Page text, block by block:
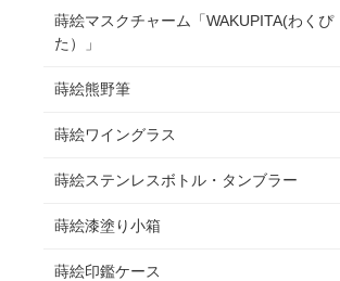
蒔絵マスクチャーム「WAKUPITA(わくぴ
た）」
蒔絵熊野筆
蒔絵ワイングラス
蒔絵ステンレスボトル・タンブラー
蒔絵漆塗り小箱
蒔絵印鑑ケース